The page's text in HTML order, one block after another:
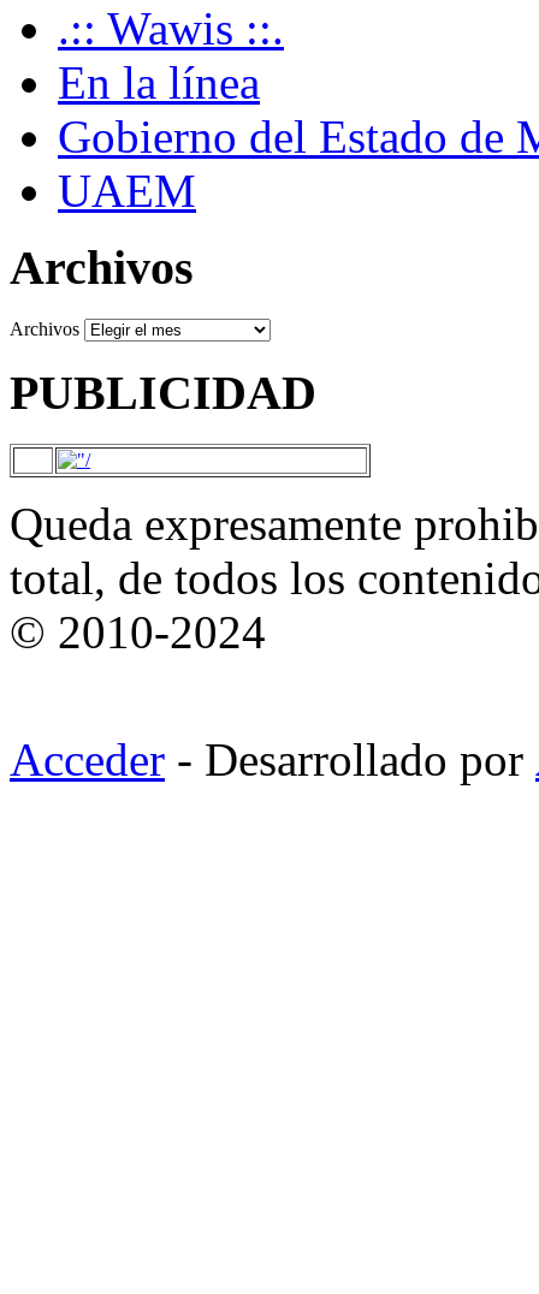
.:: Wawis ::.
En la línea
Gobierno del Estado de
UAEM
Archivos
Archivos
PUBLICIDAD
Queda expresamente
total, de todos los
© 2010-2024
Acceder - Desarrollado por